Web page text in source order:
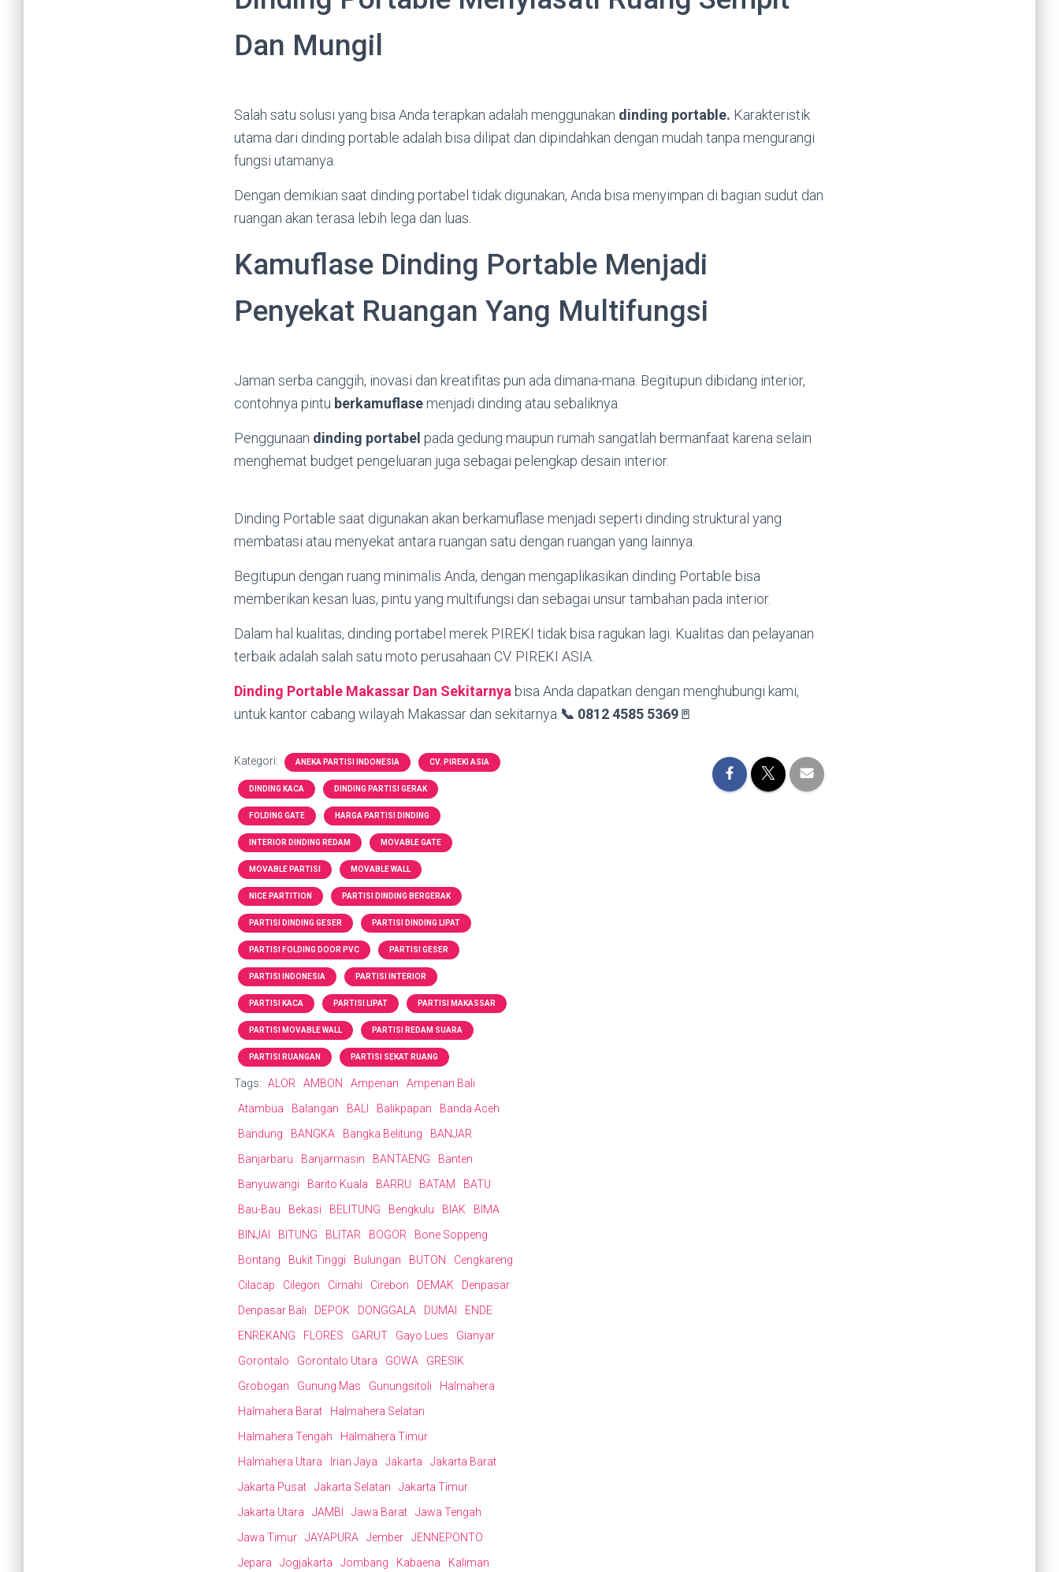
Dan Mungil
Salah satu solusi yang bisa Anda terapkan adalah menggunakan dinding portable. Karakteristik
utama dari dinding portable adalah bisa dilipat dan dipindahkan dengan mudah tanpa mengurangi
fungsi utamanya.
Dengan demikian saat dinding portabel tidak digunakan, Anda bisa menyimpan di bagian sudut dan
ruangan akan terasa lebih lega dan luas.
Kamuflase Dinding Portable Menjadi
Penyekat Ruangan Yang Multifungsi
Jaman serba canggih, inovasi dan kreatifitas pun ada dimana-mana. Begitupun dibidang interior,
contohnya pintu berkamuflase menjadi dinding atau sebaliknya.
Penggunaan dinding portabel pada gedung maupun rumah sangatlah bermanfaat karena selain
menghemat budget pengeluaran juga sebagai pelengkap desain interior.
Dinding Portable saat digunakan akan berkamuflase menjadi seperti dinding struktural yang
membatasi atau menyekat antara ruangan satu dengan ruangan yang lainnya.
Begitupun dengan ruang minimalis Anda, dengan mengaplikasikan dinding Portable bisa
memberikan kesan luas, pintu yang multifungsi dan sebagai unsur tambahan pada interior.
Dalam hal kualitas, dinding portabel merek PIREKI tidak bisa ragukan lagi. Kualitas dan pelayanan
terbaik adalah salah satu moto perusahaan CV. PIREKI ASIA.
Dinding Portable Makassar Dan Sekitarnya bisa Anda dapatkan dengan menghubungi kami,
untuk kantor cabang wilayah Makassar dan sekitarnya 📞 0812 4585 5369🚪
Kategori: ANEKA PARTISI INDONESIA CV. PIREKI ASIA
DINDING KACA DINDING PARTISI GERAK
FOLDING GATE HARGA PARTISI DINDING
INTERIOR DINDING REDAM MOVABLE GATE
MOVABLE PARTISI MOVABLE WALL
NICE PARTITION PARTISI DINDING BERGERAK
PARTISI DINDING GESER PARTISI DINDING LIPAT
PARTISI FOLDING DOOR PVC PARTISI GESER
PARTISI INDONESIA PARTISI INTERIOR
PARTISI KACA PARTISI LIPAT PARTISI MAKASSAR
PARTISI MOVABLE WALL PARTISI REDAM SUARA
PARTISI RUANGAN PARTISI SEKAT RUANG
Tags: ALOR AMBON Ampenan
Ampenan Bali
Atambua
Balangan BALI Balikpapan
Banda Aceh
Bandung
BANGKA Bangka Belitung
BANJAR
Banjarbaru
Banjarmasin BANTAENG
Banten
Banyuwangi
Barito Kuala BARRU BATAM
BATU
Bau-Bau
Bekasi BELITUNG Bengkulu BIAK
BIMA
BINJAI
BITUNG BLITAR BOGOR
Bone Soppeng
Bontang
Bukit Tinggi Bulungan BUTON
Cengkareng
Cilacap
Cilegon Cimahi Cirebon DEMAK
Denpasar
Denpasar Bali
DEPOK DONGGALA DUMAI
ENDE
ENREKANG
FLORES GARUT Gayo Lues
Gianyar
Gorontalo
Gorontalo Utara GOWA
GRESIK
Grobogan
Gunung Mas Gunungsitoli
Halmahera
Halmahera Barat
Halmahera Selatan
Halmahera Tengah
Halmahera Timur
Halmahera Utara
Irian Jaya Jakarta
Jakarta Barat
Jakarta Pusat
Jakarta Selatan
Jakarta Timur
Jakarta Utara
JAMBI Jawa Barat
Jawa Tengah
Jawa Timur
JAYAPURA Jember
JENNEPONTO
Jepara
Jogjakarta Jombang Kabaena Kaliman